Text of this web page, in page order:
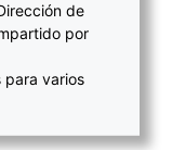
de
por
para varios